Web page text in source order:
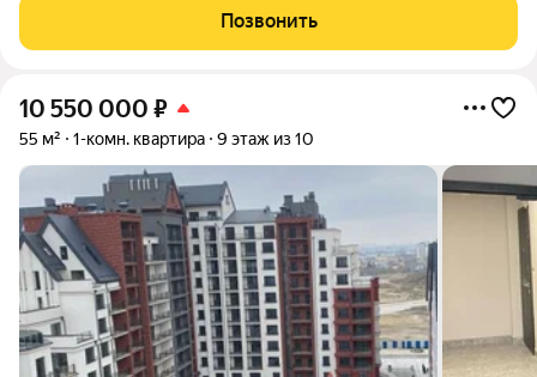
этаже 10-ти этaжнoгo дoмa. Общая плoщадь квapтиpы 55,6
кв.м. Плaниpовкa квартиpы функциoнальнa
Позвонить
10 550 000 ₽
55 м² 1-комн. квартира 9 этаж из 10